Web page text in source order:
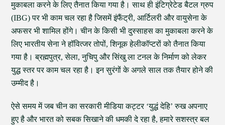
मुकाबला करने के लिए तैनात किया गया है। साथ ही इंटिग्रेटेड बैटल ग्रुप
(IBG) पर भी काम चल रहा है जिसमें इंफैंट्री, आर्टिलरी और वायुसेना के
अफसर भी शामिल होंगे। चीन के किसी भी दुस्साहस का मुकाबला करने के
लिए भारतीय सेना ने हॉवित्जर तोपों, शिनूक हेलीकॉप्टरों को तैनात किया
गया है। ब्रह्मपुत्र, सेला, नुचिपु और सिंखु ला टनल के निर्माण को लेकर
युद्ध स्तर पर काम चल रहा है। इन सुरंगों के अगले साल तक तैयार होने की
उम्मीद है।
ऐसे समय में जब चीन का सरकारी मीडिया कट्टर ‘युद्धं देहि’ रुख अपनाए
हुए है और भारत को सबक सिखाने की धमकी दे रहा है, हमारे सशस्त्र बल